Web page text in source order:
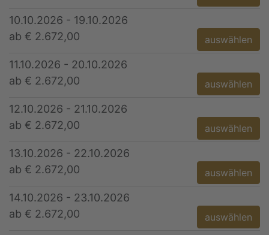
10.10.2026 - 19.10.2026
ab € 2.672,00
auswählen
11.10.2026 - 20.10.2026
ab € 2.672,00
auswählen
12.10.2026 - 21.10.2026
ab € 2.672,00
auswählen
13.10.2026 - 22.10.2026
ab € 2.672,00
auswählen
14.10.2026 - 23.10.2026
ab € 2.672,00
auswählen